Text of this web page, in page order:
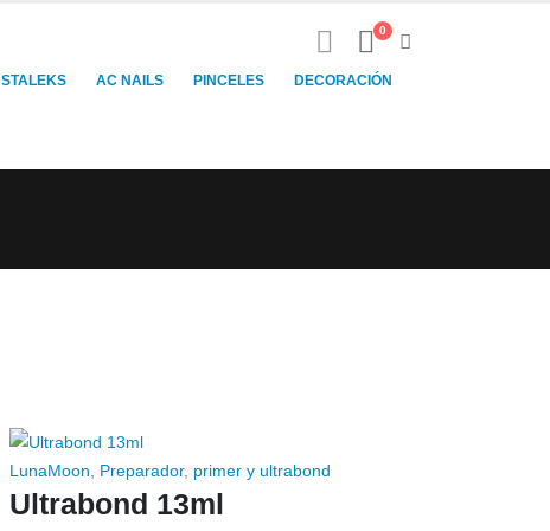
0
STALEKS AC NAILS PINCELES DECORACIÓN
LunaMoon, Preparador, primer y ultrabond
Ultrabond 13ml